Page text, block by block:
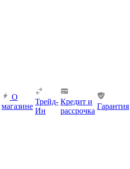
О
магазине
Трейд-
Ин
Кредит и
рассрочка
Гарантия